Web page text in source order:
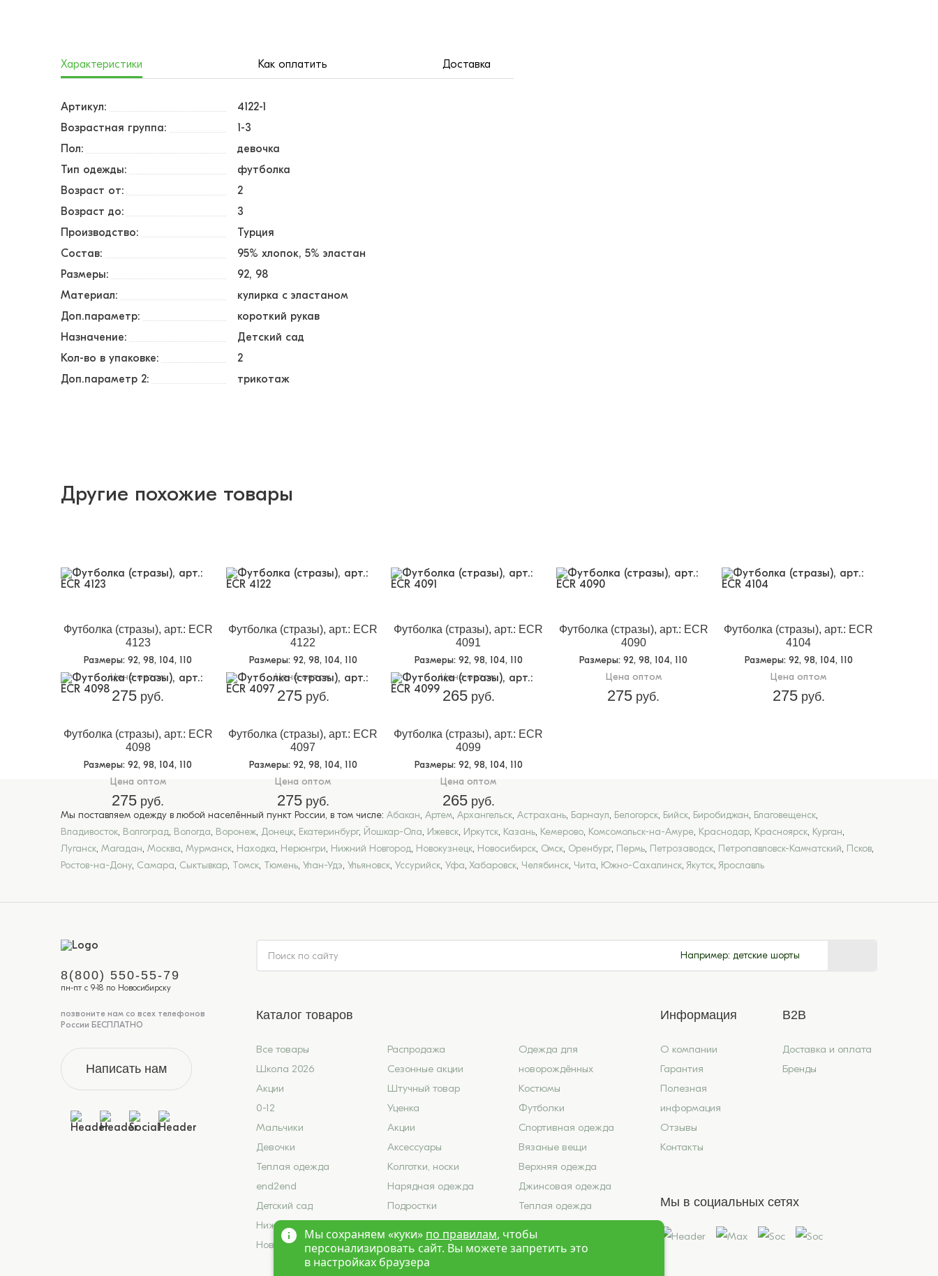
Характеристики Как оплатить Доставка
Артикул:
4122-1
Возрастная группа:
1-3
Пол:
девочка
Тип одежды:
футболка
Возраст от:
2
Возраст до:
3
Производство:
Турция
Состав:
95% хлопок, 5% эластан
Размеры:
92 98
Материал:
кулирка с эластаном
Доп.параметр:
короткий рукав
Назначение:
Детский сад
Кол-во в упаковке:
2
Доп.параметр 2:
трикотаж
Другие похожие товары
Футболка (стразы), арт.: ECR
4123
Размеры: 92, 98, 104, 110
Цена оптом
275 руб.
Футболка (стразы), арт.: ECR
4122
Размеры: 92, 98, 104, 110
Цена оптом
275руб.
Футболка (стразы), арт.: ECR
4091
Размеры: 92, 98, 104, 110
Цена оптом
265руб.
Футболка (стразы), арт.: ECR
4090
Размеры: 92, 98, 104, 110
Цена оптом
275 руб.
Футболка (стразы), арт.: ECR
4104
Размеры: 92, 98, 104, 110
Цена оптом
275руб.
Футболка (стразы), арт.: ECR
4098
Размеры: 92, 98, 104, 110
Цена оптом
275 руб.
Футболка (стразы), арт.: ECR
4097
Размеры: 92, 98, 104, 110
Цена оптом
275руб.
Футболка (стразы), арт.: ECR
4099
Размеры: 92, 98, 104, 110
Цена оптом
265руб.
Мы поставляем одежду в любой населённый пункт России, в том числе: Абакан, Артем, Архангельск, Астрахань, Барнаул, Белогорск, Бийск, Биробиджан, Благовещенск,
Владивосток, Волгоград, Вологда, Воронеж, Донецк, Екатеринбург, Йошкар-Ола, Ижевск, Иркутск, Казань, Кемерово, Комсомольск-на-Амуре, Краснодар, Красноярск, Курган,
Луганск, Магадан, Москва, Мурманск, Находка, Нерюнгри, Нижний Новгород, Новокузнецк, Новосибирск, Омск, Оренбург, Пермь, Петрозаводск, Петропавловск-Камчатский, Псков,
Ростов-на-Дону, Самара, Сыктывкар, Томск, Тюмень, Улан-Удэ, Ульяновск, Уссурийск, Уфа, Хабаровск, Челябинск, Чита, Южно-Сахалинск, Якутск, Ярославль
8(800) 550-55-79
пн-пт с 9-18 по Новосибирску
позвоните нам со всех телефонов
России БЕСПЛАТНО
Написать нам
Например: детские шорты
Каталог товаров
Все товары
Школа 2026
Акции
0-12
Мальчики
Девочки
Теплая одежда
end2end
Детский сад
Нижнее белье
Новинки
Распродажа
Сезонные акции
Штучный товар
Уценка
Акции
Аксессуары
Колготки, носки
Нарядная одежда
Подростки
Одежда для
новорождённых
Костюмы
Футболки
Спортивная одежда
Вязаные вещи
Верхняя одежда
Джинсовая одежда
Теплая одежда
Информация
О компании
Гарантия
Полезная
информация
Отзывы
Контакты
B2B
Доставка и оплата
Бренды
Мы в социальных сетях
Мы сохраняем «куки» по правилам, чтобы
персонализировать сайт. Вы можете запретить это
в настройках браузера